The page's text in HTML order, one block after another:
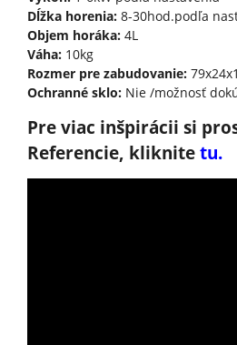
Dĺžka horenia:8-30hod.podľa
Objem horáka:4L
Váha:10kg
Rozmer pre zabudovanie:
Ochranné sklo: Nie /možnosť
Pre viac inšpirácii si
Referencie, kliknitetu.